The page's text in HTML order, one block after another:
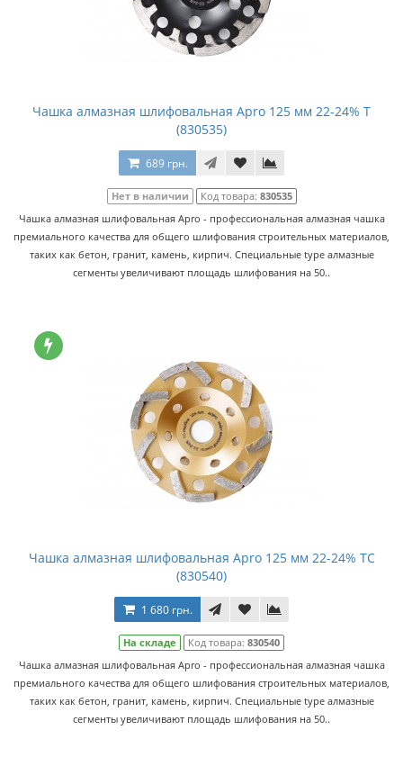
Чашка алмазная шлифовальная Apro 125 мм 22-24% T
(830535)
689 грн.
Нет в наличии Код товара: 830535
Чашка алмазная шлифовальная Apro - профессиональная алмазная чашка
премиального качества для общего шлифования строительных материалов,
таких как бетон, гранит, камень, кирпич. Специальные type алмазные
сегменты увеличивают площадь шлифования на 50..
Чашка алмазная шлифовальная Apro 125 мм 22-24% TC
(830540)
1 680 грн.
На складе Код товара: 830540
Чашка алмазная шлифовальная Apro - профессиональная алмазная чашка
премиального качества для общего шлифования строительных материалов,
таких как бетон, гранит, камень, кирпич. Специальные type алмазные
сегменты увеличивают площадь шлифования на 50..